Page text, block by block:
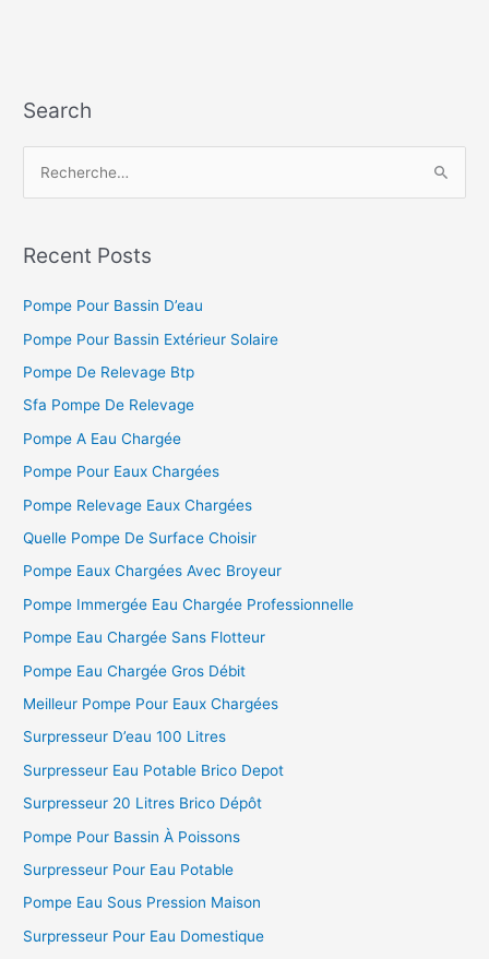
Search
h
r
c
h
Recent Posts
Pompe Pour Bassin D’eau
Pompe Pour Bassin Extérieur Solaire
Pompe De Relevage Btp
Sfa Pompe De Relevage
Pompe A Eau Chargée
Pompe Pour Eaux Chargées
Pompe Relevage Eaux Chargées
Quelle Pompe De Surface Choisir
Pompe Eaux Chargées Avec Broyeur
Pompe Immergée Eau Chargée Professionnelle
Pompe Eau Chargée Sans Flotteur
Pompe Eau Chargée Gros Débit
Meilleur Pompe Pour Eaux Chargées
Surpresseur D’eau 100 Litres
Surpresseur Eau Potable Brico Depot
Surpresseur 20 Litres Brico Dépôt
Pompe Pour Bassin À Poissons
Surpresseur Pour Eau Potable
Pompe Eau Sous Pression Maison
Surpresseur Pour Eau Domestique